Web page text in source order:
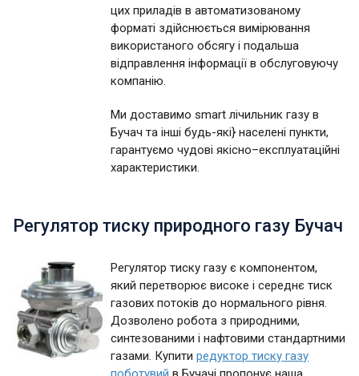
цих приладів в автоматизованому
форматі здійснюється вимірювання
використаного обсягу і подальша
відправлення інформації в обслуговуючу
компанію.
Ми доставимо smart лічильник газу в
Бучач та інші будь-які} населені пункти,
гарантуємо чудові якісно–експлуатаційні
характеристики.
Регулятор тиску природного газу Бучач
Регулятор тиску газу є компонентом,
який перетворює високе і середнє тиск
газових потоків до нормального рівня.
Дозволено робота з природними,
синтезованими і нафтовими стандартними
газами. Купитиредуктор тиску газу